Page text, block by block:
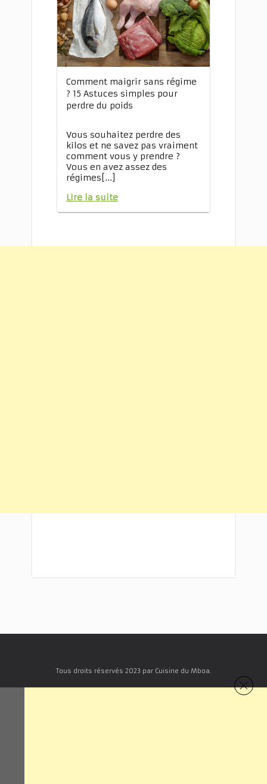
Comment maigrir sans régime
? 15 Astuces simples pour
perdre du poids
Vous souhaitez perdre des
kilos et ne savez pas vraiment
comment vous y prendre ?
Vous en avez assez des
régimes[...]
Lire la suite
Tous droits réservés 2023 par Cuisine du Mboa.